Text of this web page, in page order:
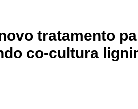
tratamento
co-cultura